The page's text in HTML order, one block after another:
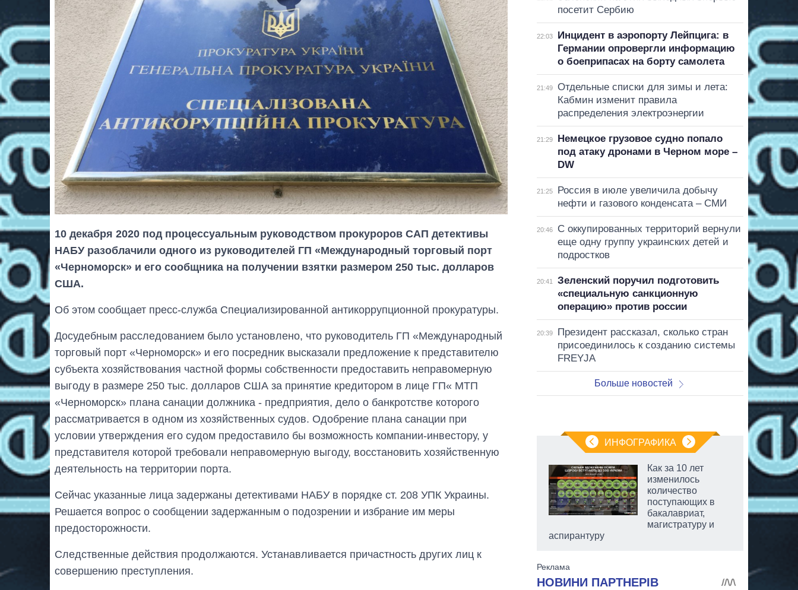
10 декабря 2020 под процессуальным руководством прокуроров САП детективы
НАБУ разоблачили одного из руководителей ГП «Международный торговый порт
«Черноморск» и его сообщника на получении взятки размером 250 тыс. долларов
США.
Об этом сообщает пресс-служба Специализированной антикоррупционной прокуратуры.
Досудебным расследованием было установлено, что руководитель ГП «Международный
торговый порт «Черноморск» и его посредник высказали предложение к представителю
субъекта хозяйствования частной формы собственности предоставить неправомерную
выгоду в размере 250 тыс. долларов США за принятие кредитором в лице ГП« МТП
«Черноморск» плана санации должника - предприятия, дело о банкротстве которого
рассматривается в одном из хозяйственных судов. Одобрение плана санации при
условии утверждения его судом предоставило бы возможность компании-инвестору, у
представителя которой требовали неправомерную выгоду, восстановить хозяйственную
деятельность на территории порта.
Сейчас указанные лица задержаны детективами НАБУ в порядке ст. 208 УПК Украины.
Решается вопрос о сообщении задержанным о подозрении и избрание им меры
предосторожности.
Следственные действия продолжаются. Устанавливается причастность других лиц к
совершению преступления.
посетит Сербию
22:03
Инцидент в аэропорту Лейпцига: в
Германии опровергли информацию
о боеприпасах на борту самолета
21:49
Отдельные списки для зимы и лета:
Кабмин изменит правила
распределения электроэнергии
21:29
Немецкое грузовое судно попало
под атаку дронами в Черном море –
DW
21:25
Россия в июле увеличила добычу
нефти и газового конденсата – СМИ
20:46
С оккупированных территорий вернули
еще одну группу украинских детей и
подростков
20:41
Зеленский поручил подготовить
«специальную санкционную
операцию» против россии
20:39
Президент рассказал, сколько стран
присоединилось к созданию системы
FREYJA
Больше новостей
ИНФОГРАФИКА
ударов по Украине
за лето: Киев и
область стали
Как за 10 лет
изменилось
количество
поступающих в
бакалавриат,
магистратуру и
аспирантуру